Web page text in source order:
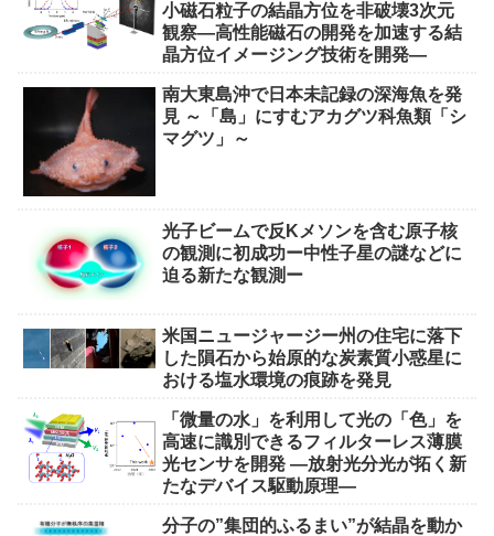
小磁石粒子の結晶方位を非破壊3次元
観察―高性能磁石の開発を加速する結
晶方位イメージング技術を開発―
南大東島沖で日本未記録の深海魚を発
見 ～「島」にすむアカグツ科魚類「シ
マグツ」～
光子ビームで反Kメソンを含む原子核
の観測に初成功ー中性子星の謎などに
迫る新たな観測ー
米国ニュージャージー州の住宅に落下
した隕石から始原的な炭素質小惑星に
おける塩水環境の痕跡を発見
「微量の水」を利用して光の「色」を
高速に識別できるフィルターレス薄膜
光センサを開発 ―放射光分光が拓く新
たなデバイス駆動原理―
分子の”集団的ふるまい”が結晶を動か